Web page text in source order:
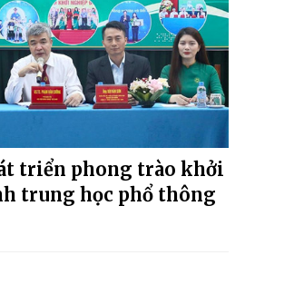
triển phong trào khởi
trung học phổ thông